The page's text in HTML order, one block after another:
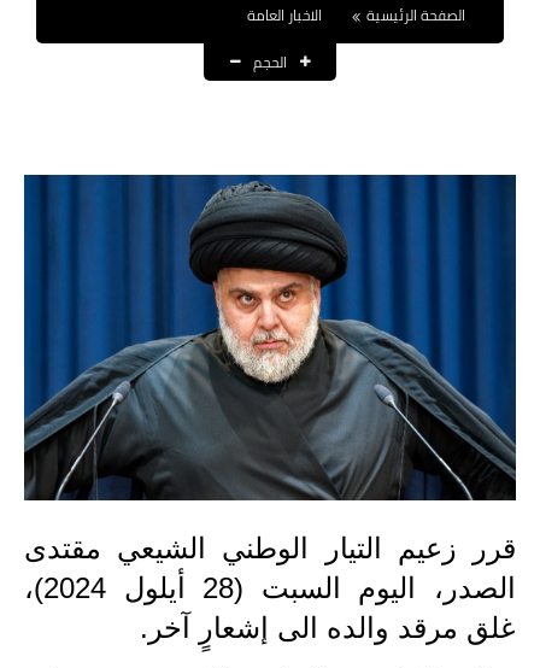
العقود والاجور اليومية
الرواتب
القروض والسلف
المنح المالية
قطع الاراضي
اخبار العراق
الاخبار السياسية
الاخبار الاقتصادية
الاخبار الرياضية
الصفحة الرئيسية
الاخبار العامة
الحجم
قرر زعيم التيار الوطني الشيعي مقتدى
الصدر، اليوم السبت (28 أيلول 2024)،
غلق مرقد والده الى إشعارٍ آخر.